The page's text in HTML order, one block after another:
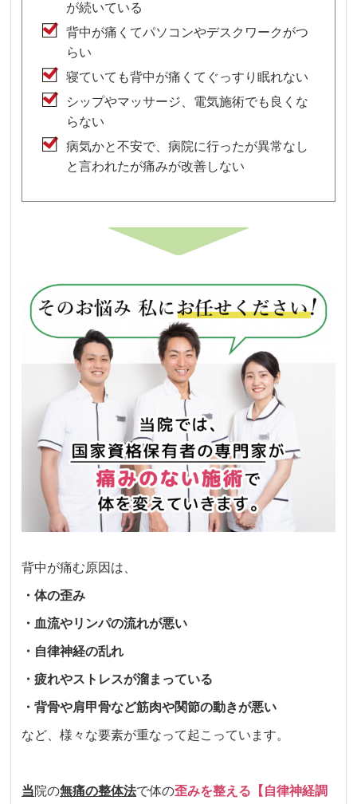
が続いている
背中が痛くてパソコンやデスクワークがつ
らい
寝ていても背中が痛くてぐっすり眠れない
シップやマッサージ、電気施術でも良くな
らない
病気かと不安で、病院に行ったが異常なし
と言われたが痛みが改善しない
背中が痛む原因は、
・体の歪み
・血流やリンパの流れが悪い
・自律神経の乱れ
・疲れやストレスが溜まっている
・背骨や肩甲骨など筋肉や関節の動きが悪い
など、様々な要素が重なって起こっています。
当院の無痛の整体法で体の歪みを整える【自律神経調